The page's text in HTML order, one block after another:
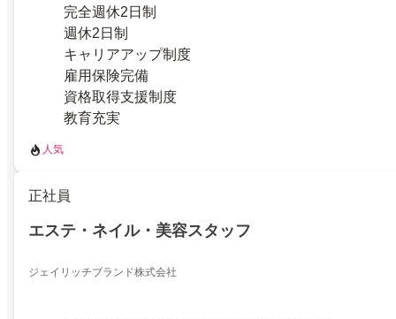
完全週休2日制
週休2日制
キャリアアップ制度
雇用保険完備
資格取得支援制度
教育充実
人気
正社員
エステ・ネイル・美容スタッフ
ジェイリッチブランド株式会社